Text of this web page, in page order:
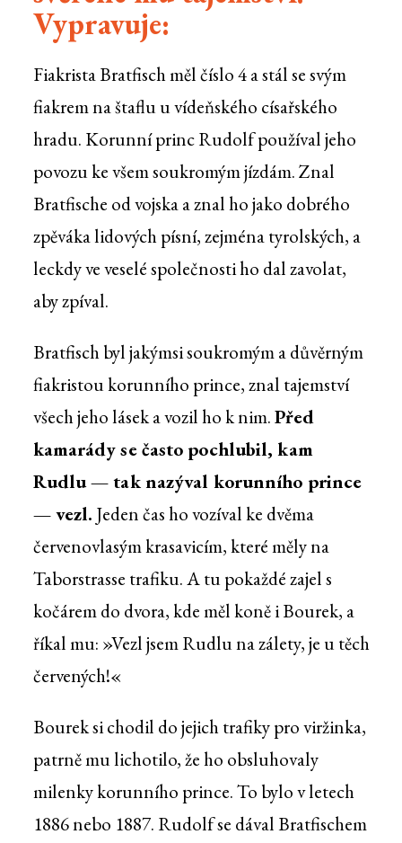
Vypravuje:
Fiakrista Bratfisch měl číslo 4 a stál se svým
fiakrem na štaflu u vídeňského císařského
hradu. Korunní princ Rudolf používal jeho
povozu ke všem soukromým jízdám. Znal
Bratfische od vojska a znal ho jako dobrého
zpěváka lidových písní, zejména tyrolských, a
leckdy ve veselé společnosti ho dal zavolat,
aby zpíval.
Bratfisch byl jakýmsi soukromým a důvěrným
fiakristou korunního prince, znal tajemství
všech jeho lásek a vozil ho k nim.Před
kamarády se často pochlubil, kam
Rudlu — tak nazýval korunního prince
— vezl. Jeden čas ho vozíval ke dvěma
červenovlasým krasavicím, které měly na
Taborstrasse trafiku. A tu pokaždé zajel s
kočárem do dvora, kde měl koně i Bourek, a
říkal mu: »Vezl jsem Rudlu na zálety, je u těch
červených!«
Bourek si chodil do jejich trafiky pro viržinka,
patrně mu lichotilo, že ho obsluhovaly
milenky korunního prince. To bylo v letech
1886 nebo 1887. Rudolf se dával Bratfischem